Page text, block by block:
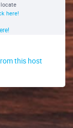
here!
this host